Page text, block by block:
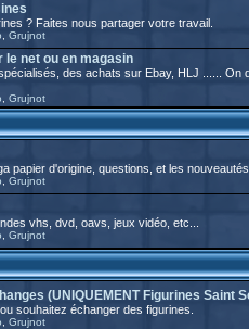
? Faites nous partager votre travail.
, Grujnot
net ou en magasin
des achats sur Ebay, HLJ ......
Grujnot
papier d'origine, questions, et les
Grujnot
vhs, dvd, oavs, jeux vidéo, etc...
Grujnot
(UNIQUEMENT Figurines Saint
souhaitez échanger des figurines.
Grujnot